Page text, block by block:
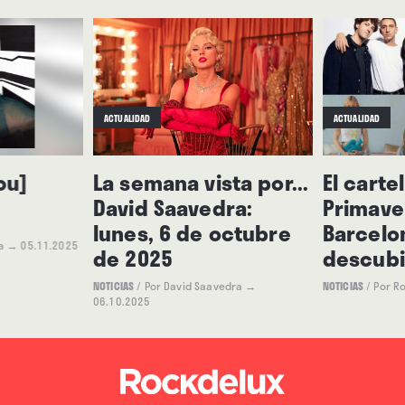
las voces de Llewellyn y Magdalena McLean, el
trombón o el clarinete bajo; todo ello, de golpe,
arrasado por un tsunami de ruido electrónico que
acaba reculando e integrándose en la oferta inicial.
→ 05.11.2025
ACTUALIDAD
La semana vista por...
David Saavedra:
lunes, 6 de octubre
de 2025
NOTICIAS/ Por David Saavedra →
06.10.2025
ACTUALIDAD
El
NOTICIAS/ Por